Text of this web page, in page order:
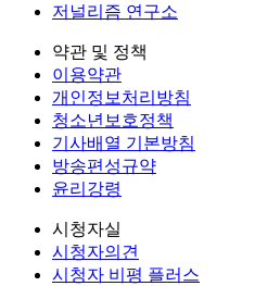
저널리즘 연구소
약관 및 정책
이용약관
개인정보처리방침
청소년보호정책
기사배열 기본방침
방송편성규약
윤리강령
시청자실
시청자의견
시청자 비평 플러스